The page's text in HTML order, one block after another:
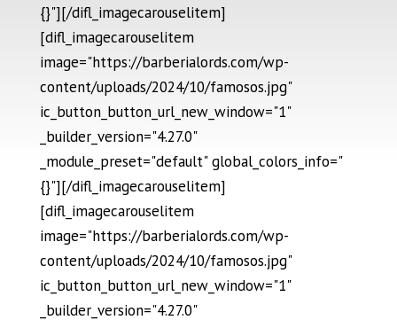
{}"][/difl_imagecarouselitem]
[difl_imagecarouselitem
image="https://barberialords.com/wp-
content/uploads/2024/10/famosos.jpg"
ic_button_button_url_new_window="1"
_builder_version="4.27.0"
_module_preset="default" global_colors_info="
{}"][/difl_imagecarouselitem]
[difl_imagecarouselitem
image="https://barberialords.com/wp-
content/uploads/2024/10/famosos.jpg"
ic_button_button_url_new_window="1"
_builder_version="4.27.0"